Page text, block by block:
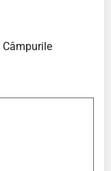
Câmpurile